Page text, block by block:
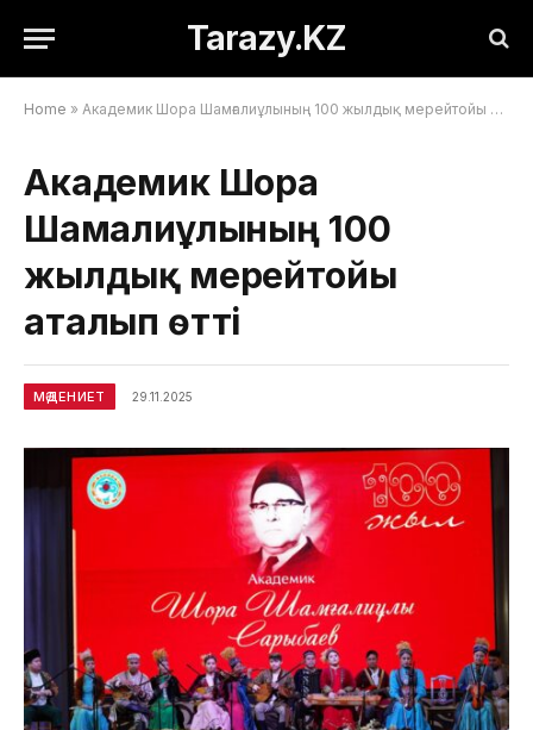
Tarazy.KZ
Home » Академик Шора Шамғалиұлының 100 жылдық мерейтойы аталып өтті
Академик Шора
Шамғалиұлының 100
жылдық мерейтойы
аталып өтті
МӘДЕНИЕТ 29.11.2025